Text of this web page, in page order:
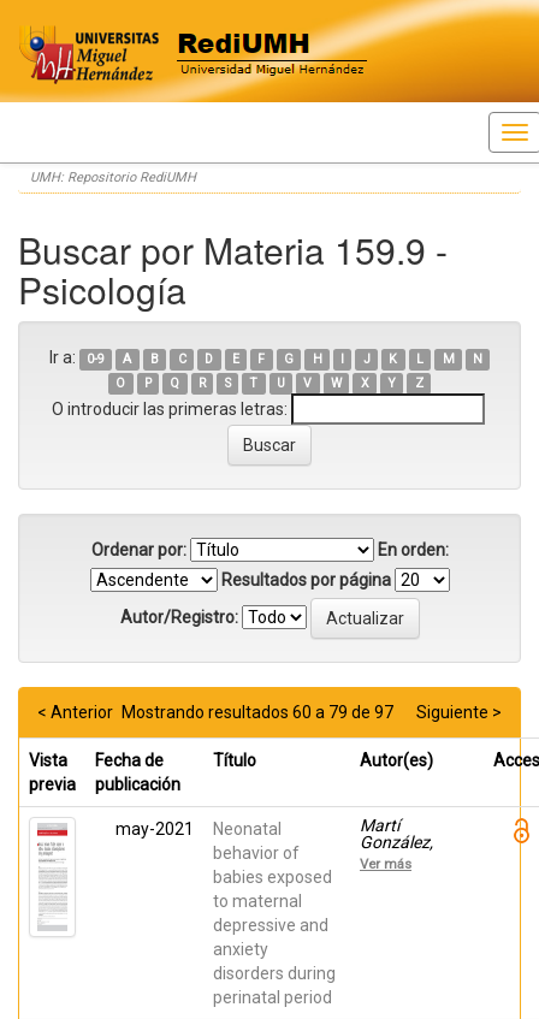
Skip
navigation
UMH: Repositorio RediUMH
Buscar por Materia 159.9 -
Psicología
Ir a: 0-9 A B C D E F G H I J K L M
N
O
P Q R S T U V W X Y Z
O introducir las primeras letras:
Ordenar por:
En orden:
Resultados por página
Autor/Registro:
Mostrando resultados 60 a 79 de 97
< Anterior Siguiente >
Vista
previa
Fecha de
publicación
Título Autor(es)
may-2021
Neonatal
behavior of
babies exposed
to maternal
depressive and
anxiety
disorders during
perinatal period
Martí
González,
María
Alejandra; Lera
Ver más